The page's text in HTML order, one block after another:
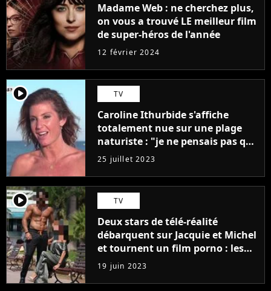
Madame Web : ne cherchez plus,
on vous a trouvé LE meilleur film
de super-héros de l'année
12 février 2024
player2 TV
Caroline Ithurbide s'affiche
totalement nue sur une plage
naturiste : "je ne pensais pas que
j'arriverais à le faire..."
25 juillet 2023
player2 TV
Deux stars de télé-réalité
débarquent sur Jacquie et Michel
et tournent un film porno : les
premières images du tournage
(exclu)
19 juin 2023